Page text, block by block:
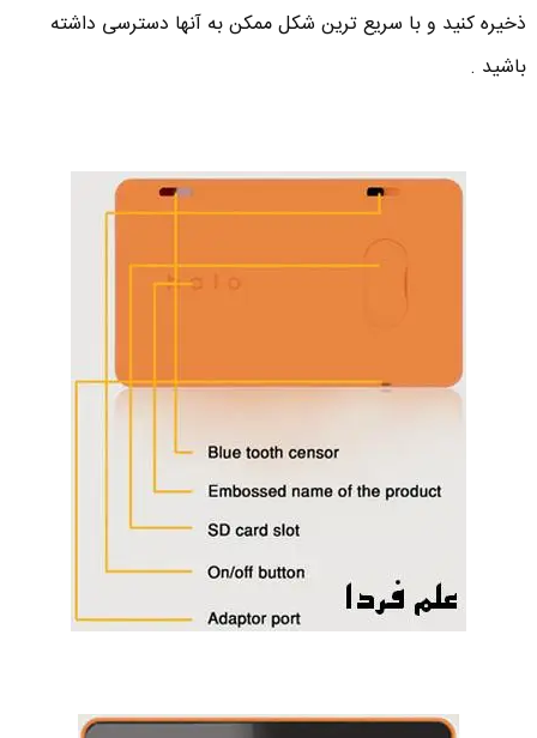
ذخیره کنید و با سریع ترین شکل ممکن به آنها دسترسی داشته
باشید .